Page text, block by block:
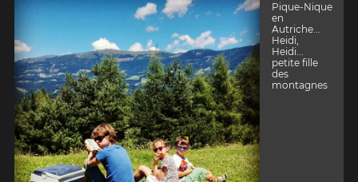
Pique-Nique
en
Autriche...
Heidi,
Heidi...
petite fille
des
montagnes